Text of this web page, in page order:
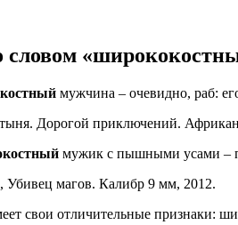
словом
мужчина – очевидно, раб:
Дорогой приключений.
мужик с пышными усами –
магов. Калибр 9 мм, 2012.
свои отличительные признаки: